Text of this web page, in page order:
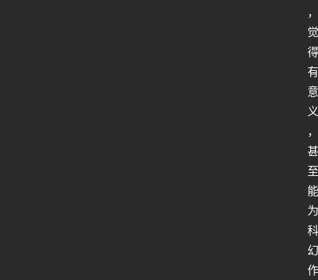
，
觉
得
有
意
义
，
甚
至
能
为
科
幻
作